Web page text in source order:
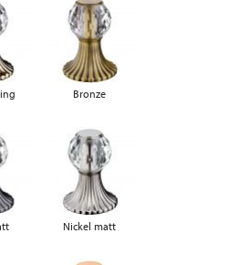
Bronze
Nickel matt